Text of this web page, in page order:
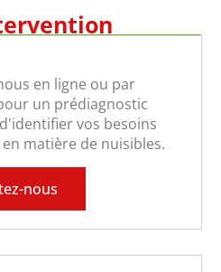
en ligne ou par
un prédiagnostic
vos besoins
matière de nuisibles.
nous